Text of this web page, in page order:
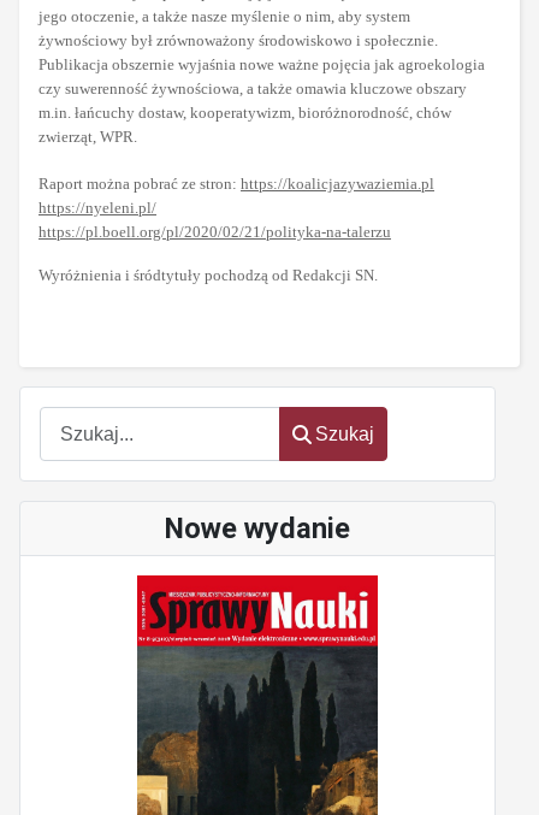
Szukaj
Szukaj
Nowe wydanie
jego otoczenie, a także nasze myślenie o nim, aby system
żywnościowy był zrównoważony środowiskowo i społecznie.
Publikacja obszernie wyjaśnia nowe ważne pojęcia jak agroekologia
czy suwerenność żywnościowa, a także omawia kluczowe obszary
m.in. łańcuchy dostaw, kooperatywizm, bioróżnorodność, chów
zwierząt, WPR.
Raport można pobrać ze stron: https://koalicjazywaziemia.pl
https://nyeleni.pl/
https://pl.boell.org/pl/2020/02/21/polityka-na-talerzu
Wyróżnienia i śródtytuły pochodzą od Redakcji SN.